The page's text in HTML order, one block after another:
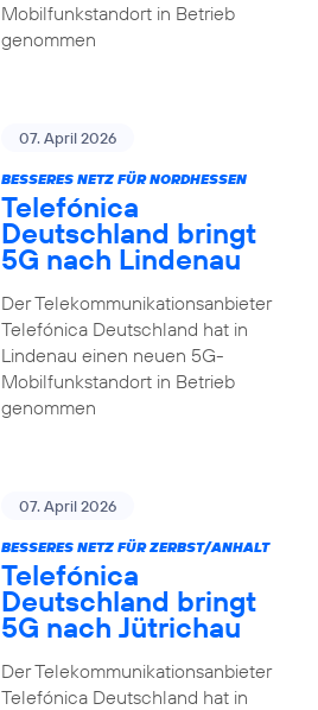
Mobilfunkstandort in Betrieb
genommen
07. April 2026
BESSERES NETZ FÜR NORDHESSEN
Telefónica
Deutschland bringt
5G nach Lindenau
Der Telekommunikationsanbieter
Telefónica Deutschland hat in
Lindenau einen neuen 5G-
Mobilfunkstandort in Betrieb
genommen
07. April 2026
BESSERES NETZ FÜR ZERBST/ANHALT
Telefónica
Deutschland bringt
5G nach Jütrichau
Der Telekommunikationsanbieter
Telefónica Deutschland hat in